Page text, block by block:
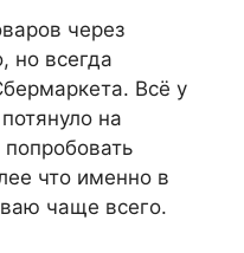
через
но всегда
Всё у
на
что именно в
чаще всего.